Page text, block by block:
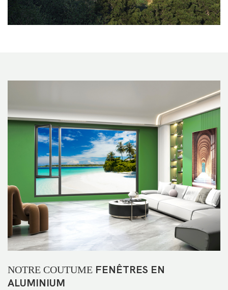
NOTRE COUTUME FENÊTRES EN
ALUMINIUM